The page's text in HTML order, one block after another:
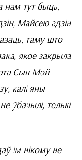
нам тут быць,
Майсею адзін
таму што
якое закрыла
Сын Мой
калі яны
ўбачылі, толькі
ім нікому не